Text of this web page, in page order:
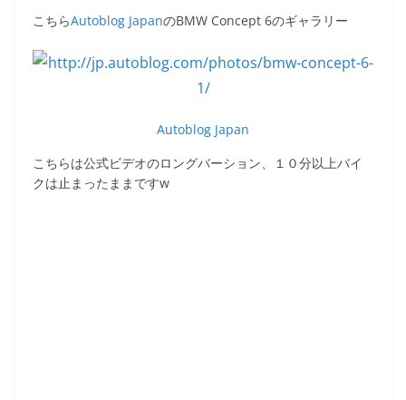
こちらAutoblog JapanのBMW Concept 6のギャラリー
Autoblog Japan
こちらは公式ビデオのロングバーション、１０分以上バイ
クは止まったままですw